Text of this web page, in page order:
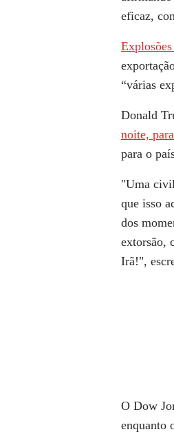
eficaz,
“várias
Donald
noite,
para o
"Uma
que isso
dos
extorsão,
Irã!",
O Dow
enquanto